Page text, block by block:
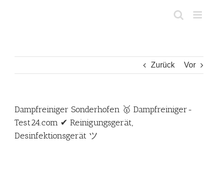
Zurück Vor
Dampfreiniger Sonderhofen 🥇 Dampfreiniger-
Test24.com ✔ Reinigungsgerät,
Desinfektionsgerät ツ